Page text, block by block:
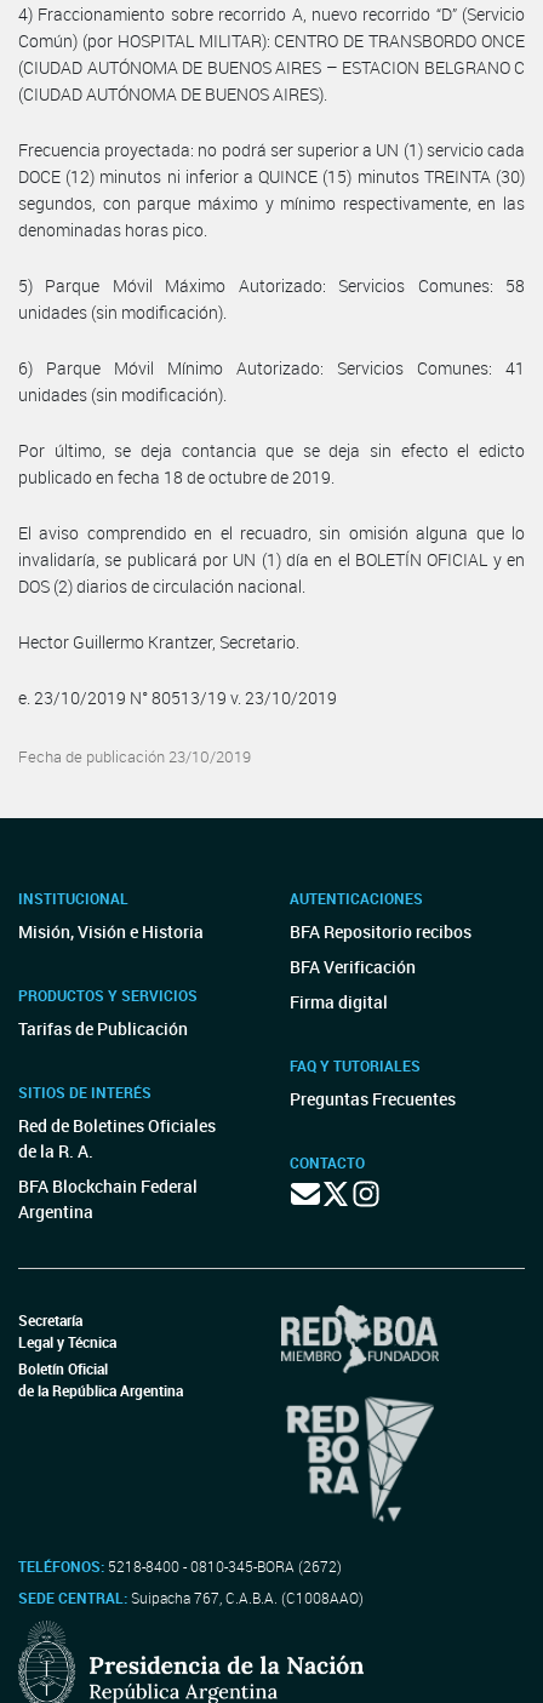
4) Fraccionamiento sobre recorrido A, nuevo recorrido “D” (Servicio
Común) (por HOSPITAL MILITAR): CENTRO DE TRANSBORDO ONCE
(CIUDAD AUTÓNOMA DE BUENOS AIRES – ESTACION BELGRANO C
(CIUDAD AUTÓNOMA DE BUENOS AIRES).
Frecuencia proyectada: no podrá ser superior a UN (1) servicio cada
DOCE (12) minutos ni inferior a QUINCE (15) minutos TREINTA (30)
segundos, con parque máximo y mínimo respectivamente, en las
denominadas horas pico.
5) Parque Móvil Máximo Autorizado: Servicios Comunes: 58
unidades (sin modificación).
6) Parque Móvil Mínimo Autorizado: Servicios Comunes: 41
unidades (sin modificación).
Por último, se deja contancia que se deja sin efecto el edicto
publicado en fecha 18 de octubre de 2019.
El aviso comprendido en el recuadro, sin omisión alguna que lo
invalidaría, se publicará por UN (1) día en el BOLETÍN OFICIAL y en
DOS (2) diarios de circulación nacional.
Hector Guillermo Krantzer, Secretario.
e. 23/10/2019 N° 80513/19 v. 23/10/2019
Fecha de publicación 23/10/2019
INSTITUCIONAL
Misión, Visión e Historia
PRODUCTOS Y SERVICIOS
Tarifas de Publicación
SITIOS DE INTERÉS
Red de Boletines Oficiales
de la R. A.
BFA Blockchain Federal
Argentina
AUTENTICACIONES
BFA Repositorio recibos
BFA Verificación
Firma digital
FAQ Y TUTORIALES
Preguntas Frecuentes
CONTACTO
Secretaría
Legal y Técnica
Boletín Oficial
de la República Argentina
TELÉFONOS: 5218-8400 - 0810-345-BORA (2672)
SEDE CENTRAL:Suipacha 767, C.A.B.A. (C1008AAO)